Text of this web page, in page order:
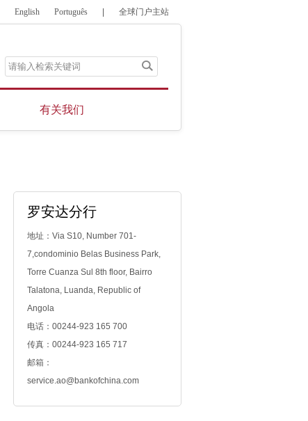
English Português 全球门户主站
有关我们
罗安达分行
地址：Via S10, Number 701-
7,condominio Belas Business Park,
Torre Cuanza Sul 8th floor, Bairro
Talatona, Luanda, Republic of
Angola
电话：00244-923 165 700
传真：00244-923 165 717
邮箱：
service.ao@bankofchina.com